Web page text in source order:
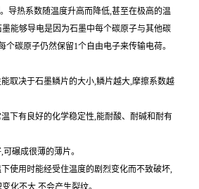
导热系数随温度升高而降低,甚至在极高的温
能够导电是因为石墨中每个碳原子与其他碳
个碳原子仍然保留1个自由电子来传输电荷。
取决于石墨鳞片的大小,鳞片越大,摩擦系数越
下有良好的化学稳定性,能耐酸、耐碱和耐有
碾成很薄的薄片。
使用时能经受住温度的剧烈变化而不致破坏,